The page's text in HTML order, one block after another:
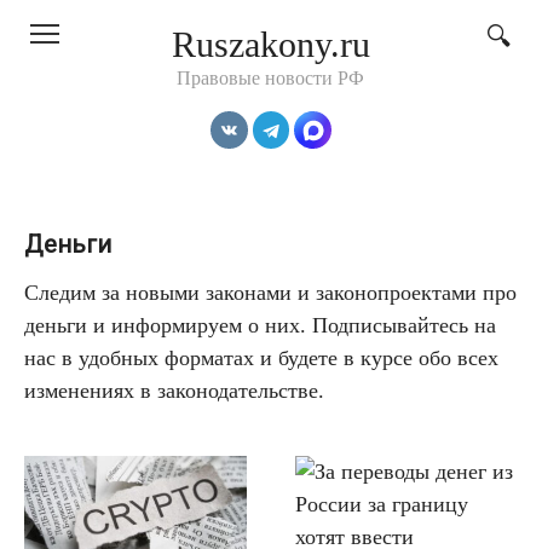
Ruszakony.ru
Правовые новости РФ
Деньги
Следим за новыми законами и законопроектами про
деньги и информируем о них. Подписывайтесь на
нас в удобных форматах и будете в курсе обо всех
изменениях в законодательстве.